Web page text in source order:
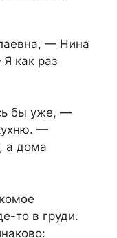
— Нина
как раз
бы уже, —
—
а дома
то в груди.